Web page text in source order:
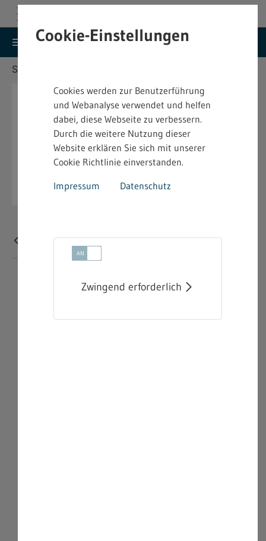
menu Menu search Suche
Sie befinden sich hier:
Fehler
Cookie-Einstellungen
Cookies werden zur Benutzerführung
und Webanalyse verwendet und helfen
dabei, diese Webseite zu verbessern.
Durch die weitere Nutzung dieser
Website erklären Sie sich mit unserer
Cookie Richtlinie einverstanden.
Impressum
Datenschutz
Zwingend erforderlich